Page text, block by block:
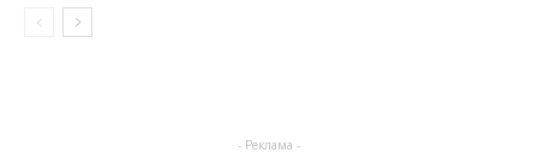
- Реклама -